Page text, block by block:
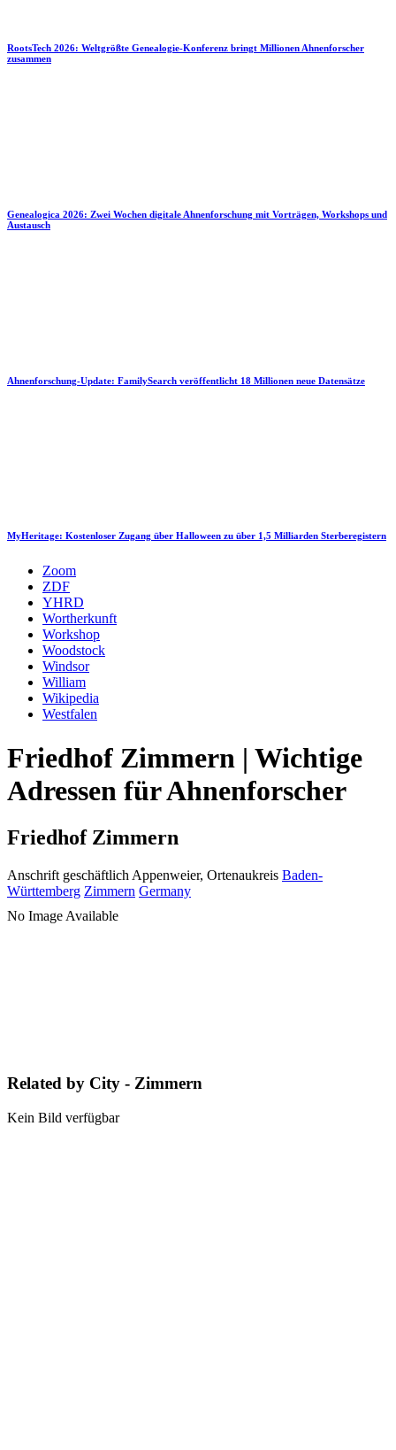
RootsTech 2026: Weltgrößte Genealogie-Konferenz bringt Millionen Ahnenforscher
zusammen
Genealogica 2026: Zwei Wochen digitale Ahnenforschung mit Vorträgen, Workshops und
Austausch
Ahnenforschung-Update: FamilySearch veröffentlicht 18 Millionen neue Datensätze
MyHeritage: Kostenloser Zugang über Halloween zu über 1,5 Milliarden Sterberegistern
Zoom
ZDF
YHRD
Wortherkunft
Workshop
Woodstock
Windsor
William
Wikipedia
Westfalen
Friedhof Zimmern | Wichtige
Adressen für Ahnenforscher
Friedhof Zimmern
Anschrift geschäftlich Appenweier, Ortenaukreis Baden-
Württemberg Zimmern Germany
No Image Available
Related by City - Zimmern
Kein Bild verfügbar